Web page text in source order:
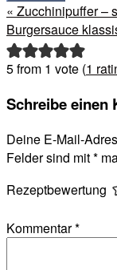
Vorheriger
Beitrag:
« Zucchinipuffer –
Nächster
Beitrag:
Burgersauce
Leser-
5 from 1 vote (1
Schreibe einen
Deine E-Mail-
Felder sind mit*
Rezeptbewertung
Kommentar*